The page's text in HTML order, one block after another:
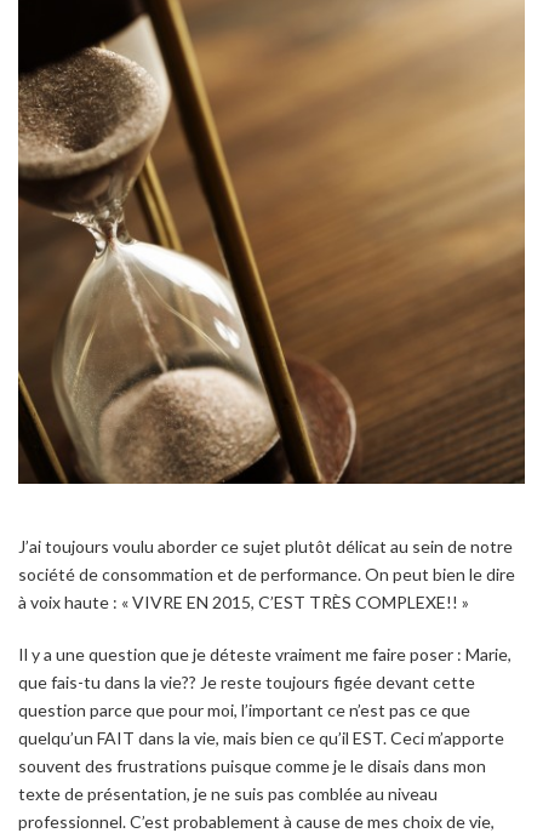
J’ai toujours voulu aborder ce sujet plutôt délicat au sein de notre
société de consommation et de performance. On peut bien le dire
à voix haute : « VIVRE EN 2015, C’EST TRÈS COMPLEXE!! »
Il y a une question que je déteste vraiment me faire poser : Marie,
que fais-tu dans la vie?? Je reste toujours figée devant cette
question parce que pour moi, l’important ce n’est pas ce que
quelqu’un FAIT dans la vie, mais bien ce qu’il EST. Ceci m’apporte
souvent des frustrations puisque comme je le disais dans mon
texte de présentation, je ne suis pas comblée au niveau
professionnel. C’est probablement à cause de mes choix de vie,